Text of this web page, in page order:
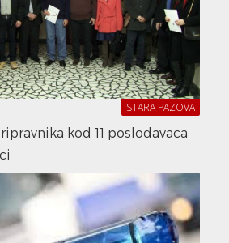
STARA PAZOVA
kod 11 poslodavaca